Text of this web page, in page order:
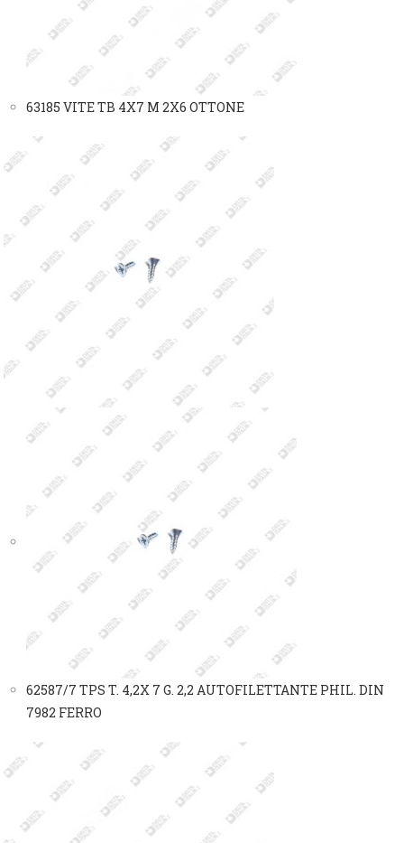
63185 VITE TB 4X7 M 2X6 OTTONE
62587/7 TPS T. 4,2X 7 G. 2,2 AUTOFILETTANTE PHIL. DIN
7982 FERRO